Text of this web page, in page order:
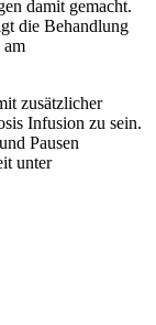
damit gemacht.
die Behandlung
am
zusätzlicher
Infusion zu sein.
Pausen
unter